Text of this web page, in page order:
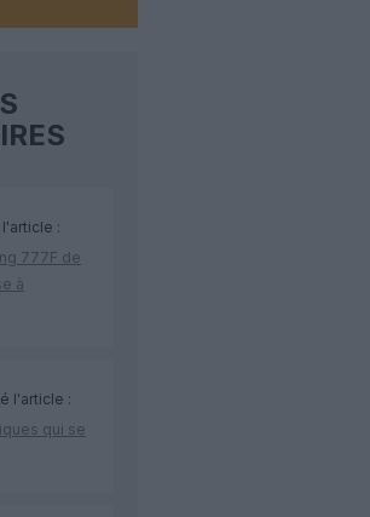
:
777F de
à
l'article :
qui se